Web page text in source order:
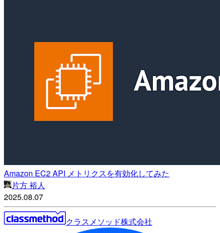
Amazon EC2 API メトリクスを有効化してみた
片方 裕人
2025.08.07
クラスメソッド株式会社